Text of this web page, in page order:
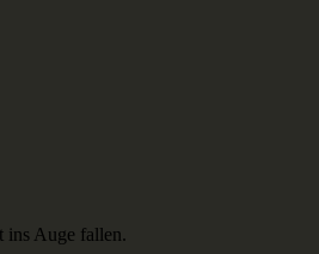
ins Auge fallen.